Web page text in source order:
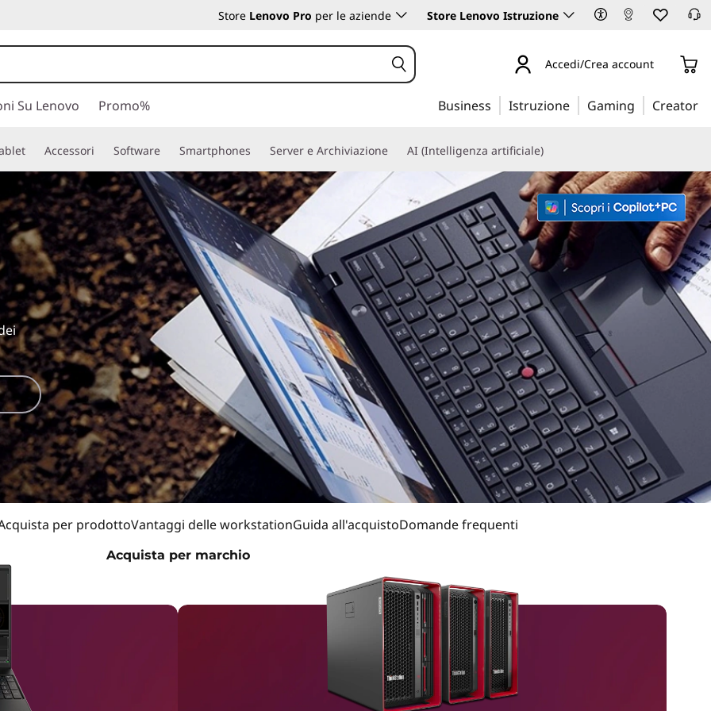
Store Lenovo Pro per le aziende Store Lenovo Istruzione
Accedi/Crea account
Su Lenovo Promo% Business Istruzione Gaming Creator
Accessori Software Smartphones Server e Archiviazione AI (Intelligenza artificiale)
per prodottoVantaggi delle workstationGuida all'acquistoDomande frequenti
Acquista per marchio